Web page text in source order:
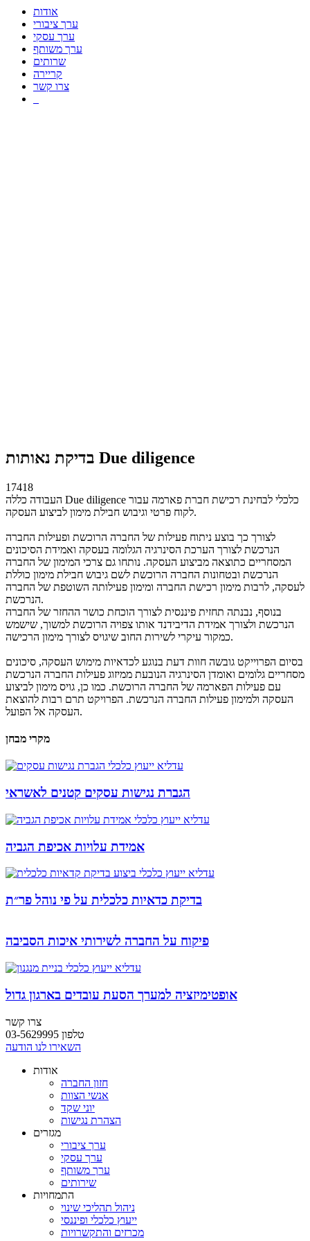
אודות
ערך ציבורי
ערך עסקי
ערך משותף
שרותים
קריירה
צרו קשר
בדיקת נאותות Due diligence
17418
העבודה כללה Due diligence כלכלי לבחינת רכישת חברת פארמה עבור
לקוח פרטי וגיבוש חבילת מימון לביצוע העסקה.
לצורך כך בוצע ניתוח פעילות של החברה הרוכשת ופעילות החברה
הנרכשת לצורך הערכת הסינרגיה הגלומה בעסקה ואמידת הסיכונים
המסחריים כתוצאה מביצוע העסקה. נותחו גם צרכי המימון של החברה
הנרכשת ובטחונות החברה הרוכשת לשם גיבוש חבילת מימון כוללת
לעסקה, לרבות מימון רכישת החברה ומימון פעילותה השוטפת של החברה
הנרכשת.
בנוסף, נבנתה תחזית פיננסית לצורך הוכחת כושר ההחזר של החברה
הנרכשת ולצורך אמידת הדיבידנד אותו צפויה הרוכשת למשוך, שישמש
כמקור עיקרי לשירות החוב שיגויס לצורך מימון הרכישה.
בסיום הפרוייקט גובשה חוות דעת בנוגע לכדאיות מימוש העסקה, סיכונים
מסחריים גלומים ואומדן הסינרגיה הנובעת ממיזוג פעילות החברה הנרכשת
עם פעילות הפארמה של החברה הרוכשת. כמו כן, גויס מימון לביצוע
העסקה ולמימון פעילות החברה הנרכשת. הפרויקט תרם רבות להוצאת
העסקה אל הפועל.
מקרי מבחן
הגברת נגישות עסקים קטנים לאשראי
אמידת עלויות אכיפת הגביה
בדיקת כדאיות כלכלית על פי נוהל פר״ת
פיקוח על החברה לשירותי איכות הסביבה
אופטימיזציה למערך הסעת עובדים בארגון גדול
צרו קשר
טלפון 03-5629995
השאירו לנו הודעה
אודות
חזון החברה
אנשי הצוות
יוני שקד
הצהרת נגישות
מגזרים
ערך ציבורי
ערך עסקי
ערך משותף
שירותים
התמחויות
ניהול תהליכי שינוי
ייעוץ כלכלי ופיננסי
מכרזים והתקשרויות